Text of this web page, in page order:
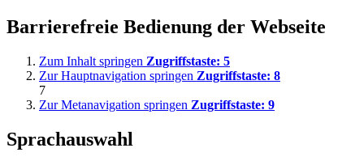
Barrierefreie Bedienung der Webseite
Zum Inhalt springen Zugriffstaste: 5
Zur Hauptnavigation springen Zugriffstaste: 8
7
Zur Metanavigation springen Zugriffstaste: 9
Sprachauswahl